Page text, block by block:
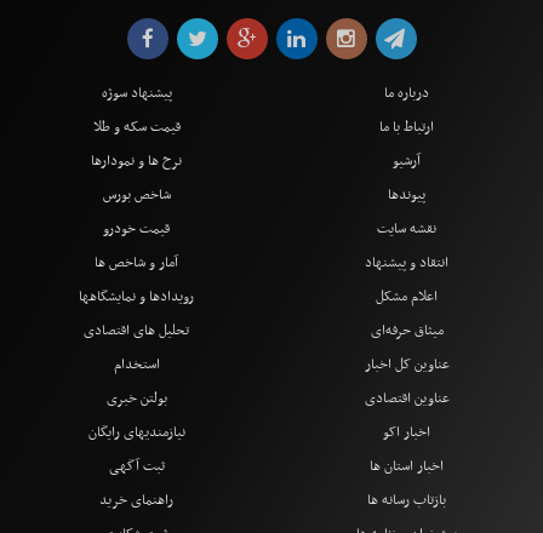
درباره ما
ارتباط با ما
آرشیو
پیوندها
نقشه سایت
انتقاد و پیشنهاد
اعلام مشکل
میثاق حرفه‌ای
پیشنهاد سوژه
قیمت سکه و طلا
نرخ ها و نمودارها
شاخص بورس
قیمت خودرو
آمار و شاخص ها
رویدادها و نمایشگاهها
تحلیل های اقتصادی
عناوین کل اخبار
عناوین اقتصادی
اخبار اکو
اخبار استان ها
بازتاب رسانه ها
استخدام
بولتن خبری
نیازمندیهای رایگان
ثبت آگهی
راهنمای خرید